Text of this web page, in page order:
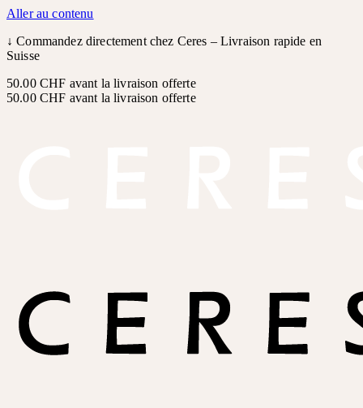
Aller au contenu
↓Commandez directement chez Ceres – Livraison rapide en
Suisse
50.00 CHF avant la livraison offerte
50.00 CHF avant la livraison offerte